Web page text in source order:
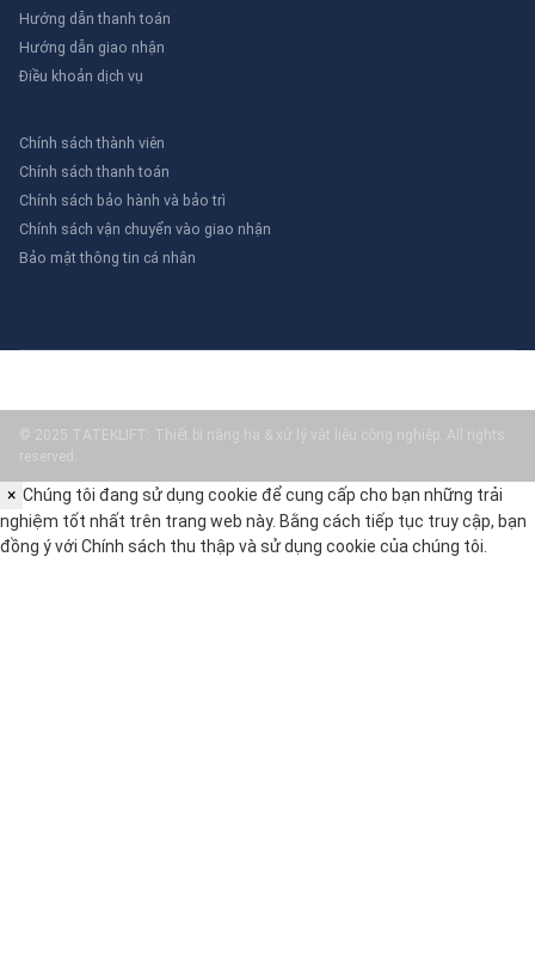
Hướng dẫn thanh toán
Hướng dẫn giao nhận
Điều khoản dịch vụ
Chính sách thành viên
Chính sách thanh toán
Chính sách bảo hành và bảo trì
Chính sách vận chuyển vào giao nhận
Bảo mật thông tin cá nhân
© 2025 TATEKLIFT: Thiết bị nâng hạ & xử lý vật liệu công nghiệp. All rights
reserved.
× Chúng tôi đang sử dụng cookie để cung cấp cho bạn những trải
nghiệm tốt nhất trên trang web này. Bằng cách tiếp tục truy cập, bạn
đồng ý với Chính sách thu thập và sử dụng cookie của chúng tôi.